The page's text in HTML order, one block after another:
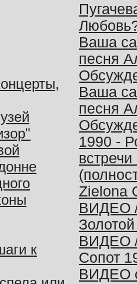
к
Ваша
песня
Ваша
песня
1990 -
Zielona
ВИДЕО
ВИДЕО
Сопот
ВИДЕО